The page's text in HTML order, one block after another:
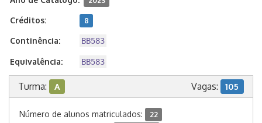
Créditos: 8
Continência: BB583
Equivalência: BB583
Turma: A Vagas: 105
Número de alunos matriculados: 22